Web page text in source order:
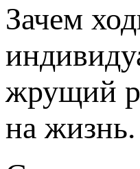
Зачем
жрущий
на жизнь.